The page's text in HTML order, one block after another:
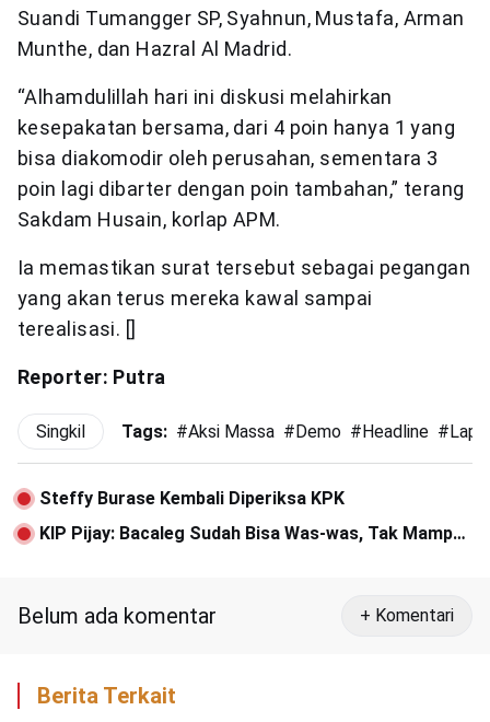
Suandi Tumangger SP, Syahnun, Mustafa, Arman
Munthe, dan Hazral Al Madrid.
“Alhamdulillah hari ini diskusi melahirkan
kesepakatan bersama, dari 4 poin hanya 1 yang
bisa diakomodir oleh perusahan, sementara 3
poin lagi dibarter dengan poin tambahan,” terang
Sakdam Husain, korlap APM.
Ia memastikan surat tersebut sebagai pegangan
yang akan terus mereka kawal sampai
terealisasi. []
Reporter: Putra
Singkil Tags: #Aksi Massa #Demo #Headline #
Steffy Burase Kembali Diperiksa KPK
KIP Pijay: Bacaleg Sudah Bisa Was-was, Tak Mampu
Belum ada komentar + Komentari
Berita Terkait